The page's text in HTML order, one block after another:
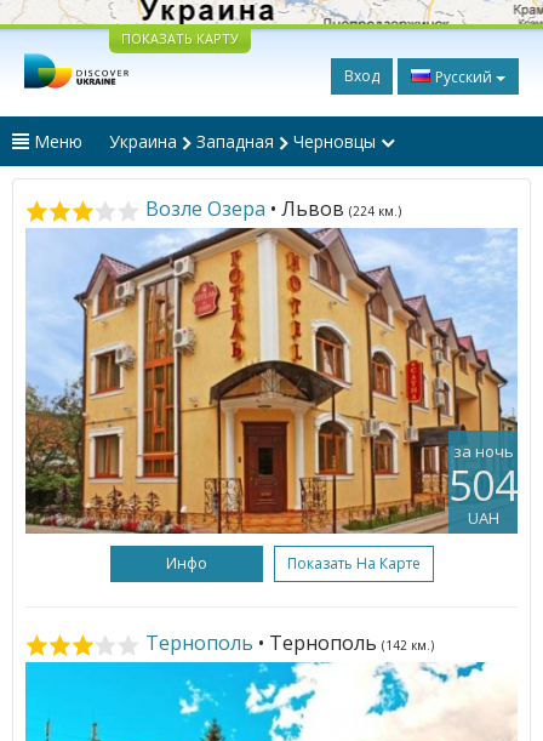
ПОКАЗАТЬ КАРТУ
Вход Русский
Меню Украина Западная Черновцы
Возле Озера • Львов (224 км.)
за ночь
504
UAH
Инфо Показать На Карте
Тернополь • Тернополь (142 км.)